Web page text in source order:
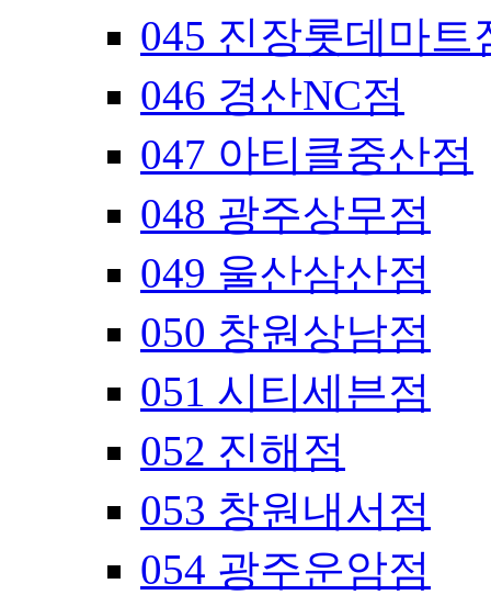
045 진장롯데마트
046 경산NC점
047 아티클중산점
048 광주상무점
049 울산삼산점
050 창원상남점
051 시티세븐점
052 진해점
053 창원내서점
054 광주운암점